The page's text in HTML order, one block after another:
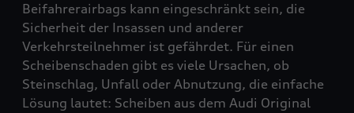
Beifahrerairbags kann eingeschränkt sein, die
Sicherheit der Insassen und anderer
Verkehrsteilnehmer ist gefährdet. Für einen
Scheibenschaden gibt es viele Ursachen, ob
Steinschlag, Unfall oder Abnutzung, die einfache
Lösung lautet: Scheiben aus dem Audi Original